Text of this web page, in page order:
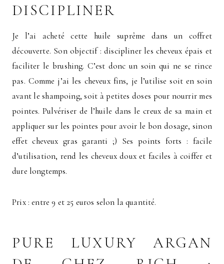
DISCIPLINER
Je l’ai acheté cette huile suprême dans un coffret
découverte. Son objectif : discipliner les cheveux épais et
faciliter le brushing. C’est donc un soin qui ne se rince
pas. Comme j’ai les cheveux fins, je l’utilise soit en soin
avant le shampoing, soit à petites doses pour nourrir mes
pointes. Pulvériser de l’huile dans le creux de sa main et
appliquer sur les pointes pour avoir le bon dosage, sinon
effet cheveux gras garanti ;) Ses points forts : facile
d’utilisation, rend les cheveux doux et faciles à coiffer et
dure longtemps.
Prix : entre 9 et 25 euros selon la quantité.
PURE LUXURY ARGAN